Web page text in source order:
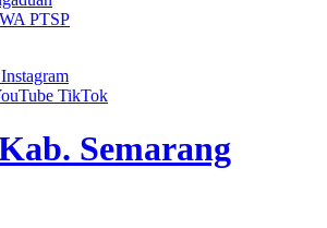
PTSP
Instagram
TikTok
Semarang